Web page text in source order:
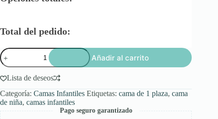
Total del pedido:
Cama
Infantil
cantidad
Añadir al carrito
Lista de deseos
Categoría: Camas Infantiles Etiquetas: cama de 1 plaza, cama
de niña, camas infantiles
Pago seguro garantizado